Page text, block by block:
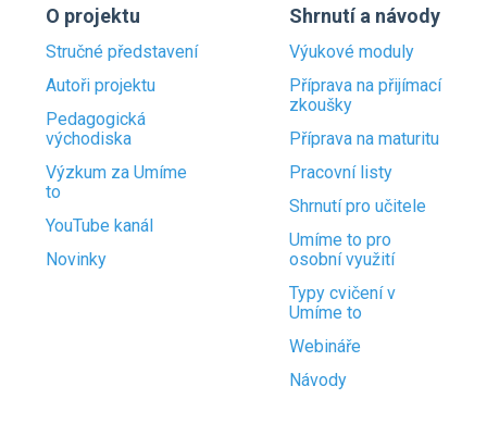
O projektu
Stručné představení
Autoři projektu
Pedagogická
východiska
Výzkum za Umíme
to
YouTube kanál
Novinky
Shrnutí a návody
Výukové moduly
Příprava na přijímací
zkoušky
Příprava na maturitu
Pracovní listy
Shrnutí pro učitele
Umíme to pro
osobní využití
Typy cvičení v
Umíme to
Webináře
Návody